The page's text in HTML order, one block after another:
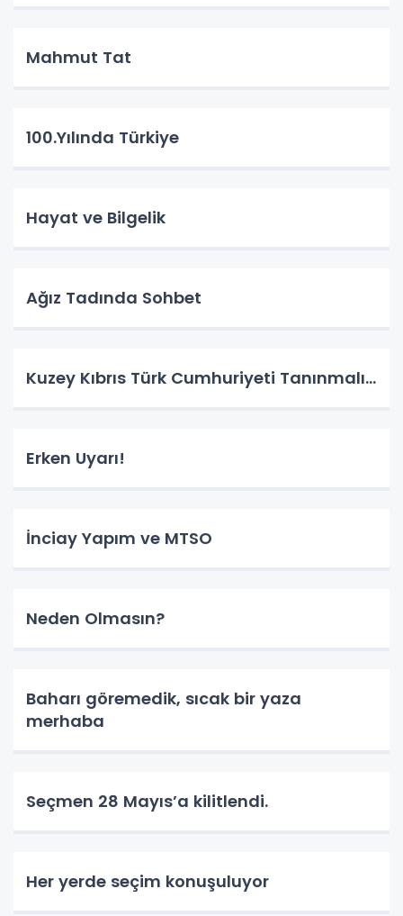
Mahmut Tat
100.Yılında Türkiye
Hayat ve Bilgelik
Ağız Tadında Sohbet
Kuzey Kıbrıs Türk Cumhuriyeti Tanınmalı…
Erken Uyarı!
İnciay Yapım ve MTSO
Neden Olmasın?
Baharı göremedik, sıcak bir yaza
merhaba
Seçmen 28 Mayıs’a kilitlendi.
Her yerde seçim konuşuluyor